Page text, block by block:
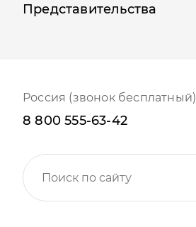
Представительства
Россия (звонок бесплатный)
8 800 555-63-42